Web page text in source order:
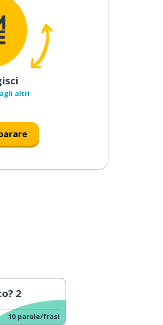
altri
2
10 parole/frasi